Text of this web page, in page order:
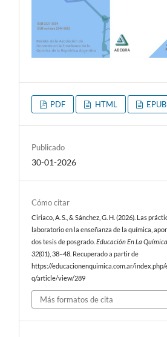
PDF HTML EPUB
Publicado
30-01-2026
Cómo citar
Ciriaco, A. S., & Sánchez, G. H. (2026). Las
laboratorio en la enseñanza de la química,
dos tesis de posgrado.Educación En La Química
32(01), 38–48. Recuperado a partir de
https://educacionenquimica.com.ar/index.php/
q/article/view/289
Más formatos de cita